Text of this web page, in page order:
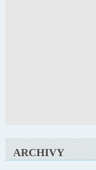
ARCHIVY